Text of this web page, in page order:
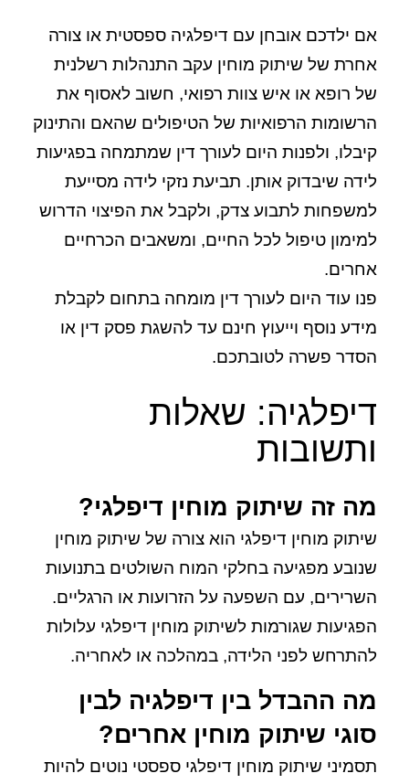
אם ילדכם אובחן עם דיפלגיה ספסטית או צורה
אחרת של שיתוק מוחין עקב התנהלות רשלנית
של רופא או איש צוות רפואי, חשוב לאסוף את
הרשומות הרפואיות של הטיפולים שהאם והתינוק
קיבלו, ולפנות היום לעורך דין שמתמחה בפגיעות
לידה שיבדוק אותן. תביעת נזקי לידה מסייעת
למשפחות לתבוע צדק, ולקבל את הפיצוי הדרוש
למימון טיפול לכל החיים, ומשאבים הכרחיים
אחרים.
פנו עוד היום לעורך דין מומחה בתחום לקבלת
מידע נוסף וייעוץ חינם עד להשגת פסק דין או
הסדר פשרה לטובתכם.
דיפלגיה: שאלות
ותשובות
מה זה שיתוק מוחין דיפלגי?
שיתוק מוחין דיפלגי הוא צורה של שיתוק מוחין
שנובע מפגיעה בחלקי המוח השולטים בתנועות
השרירים, עם השפעה על הזרועות או הרגליים.
הפגיעות שגורמות לשיתוק מוחין דיפלגי עלולות
להתרחש לפני הלידה, במהלכה או לאחריה.
מה ההבדל בין דיפלגיה לבין
סוגי שיתוק מוחין אחרים?
תסמיני שיתוק מוחין דיפלגי ספסטי נוטים להיות